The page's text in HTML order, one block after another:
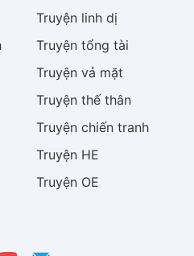
Truyện linh dị
Truyện tổng tài
Truyện vả mặt
Truyện thế thân
Truyện chiến tranh
Truyện HE
Truyện OE